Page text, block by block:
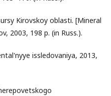
Kirovskoy oblasti. [Mineral
2003, 198 p. (in Russ.).
issledovaniya, 2013,